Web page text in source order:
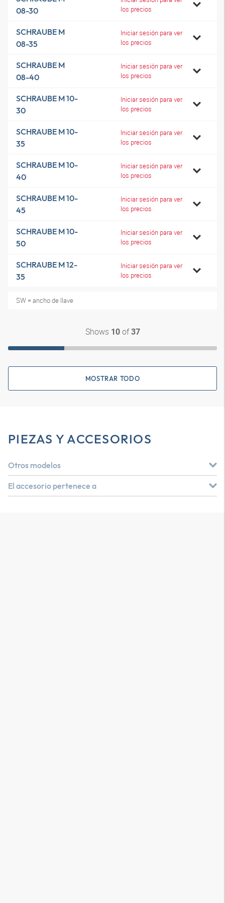
08-30
los precios
SCHRAUBE M
08-35
Iniciar sesión para ver
los precios
SCHRAUBE M
08-40
Iniciar sesión para ver
los precios
SCHRAUBE M 10-
30
Iniciar sesión para ver
los precios
SCHRAUBE M 10-
35
Iniciar sesión para ver
los precios
SCHRAUBE M 10-
40
Iniciar sesión para ver
los precios
SCHRAUBE M 10-
45
Iniciar sesión para ver
los precios
SCHRAUBE M 10-
50
Iniciar sesión para ver
los precios
SCHRAUBE M 12-
35
Iniciar sesión para ver
los precios
SW = ancho de llave
Shows 10of37
MOSTRAR TODO
PIEZAS Y ACCESORIOS
Otros modelos
El accesorio pertenece a